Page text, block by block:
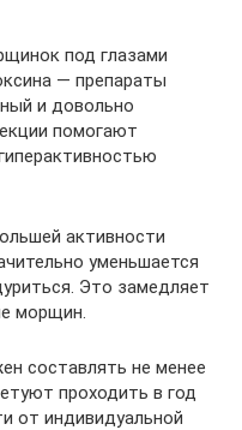
под глазами
— препараты
и довольно
помогают
активности
уменьшается
Это замедляет
морщин.
составлять не менее
проходить в год
от индивидуальной